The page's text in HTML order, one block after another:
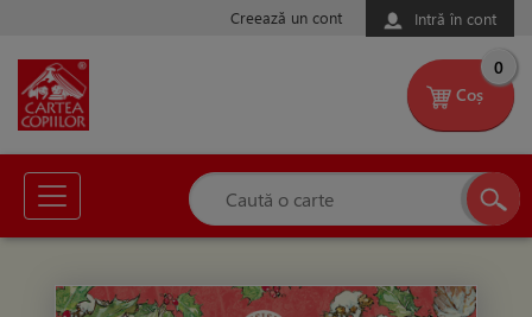
Creează un cont Intră în cont
Coș
0